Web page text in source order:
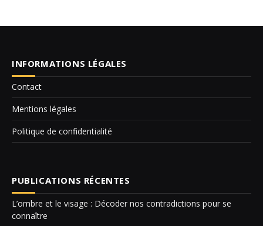
INFORMATIONS LÉGALES
Contact
Mentions légales
Politique de confidentialité
PUBLICATIONS RÉCENTES
L’ombre et le visage : Décoder nos contradictions pour se
connaître